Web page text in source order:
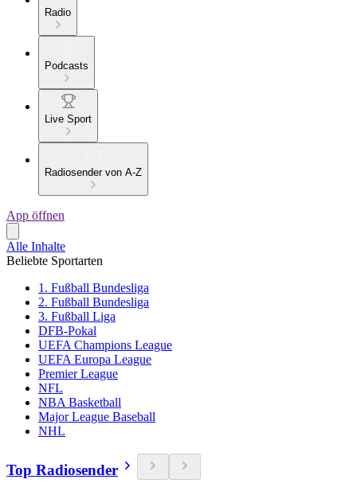
Radio
Podcasts
Live Sport
Radiosender von A-Z
App öffnen
Alle Inhalte
Beliebte Sportarten
1. Fußball Bundesliga
2. Fußball Bundesliga
3. Fußball Liga
DFB-Pokal
UEFA Champions League
UEFA Europa League
Premier League
NFL
NBA Basketball
Major League Baseball
NHL
Top Radiosender